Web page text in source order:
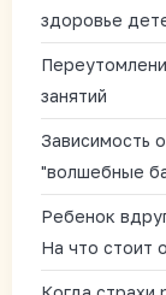
здоровье
занятий
Зависимость
"волшебные
Ребенок
На что стоит